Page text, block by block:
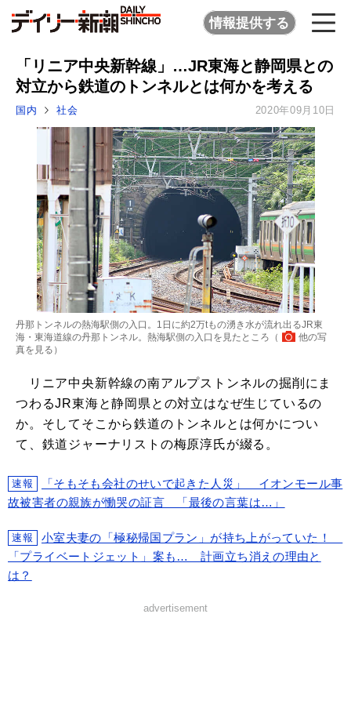
情報提供する
「リニア中央新幹線」…JR東海と静岡県との
対立から鉄道のトンネルとは何かを考える
国内 社会 2020年09月10日
丹那トンネルの熱海駅側の入口。1日に約2万tもの湧き水が流れ出るJR東
海・東海道線の丹那トンネル。熱海駅側の入口を見たところ（
他の写
真を見る ）
リニア中央新幹線の南アルプストンネルの掘削にま
つわるJR東海と静岡県との対立はなぜ生じているの
か。そしてそこから鉄道のトンネルとは何かについ
て、鉄道ジャーナリストの梅原淳氏が綴る。
速報
「そもそも会社のせいで起きた人災」 イオンモール事
故被害者の親族が慟哭の証言 「最後の言葉は…」
速報
小室夫妻の「極秘帰国プラン」が持ち上がっていた！
「プライベートジェット」案も… 計画立ち消えの理由と
は？
advertisement